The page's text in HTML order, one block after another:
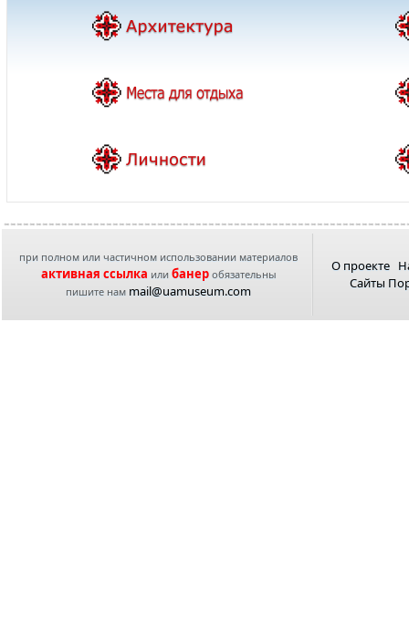
при полном или частичном использовании материалов
активная ссылка или банеробязательны
пишите нам mail@uamuseum.com
О проекте
Сайты